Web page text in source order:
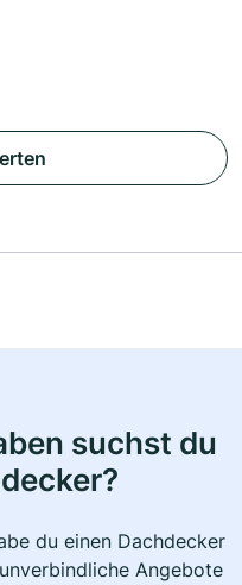
suchst du
du einen Dachdecker
Angebote